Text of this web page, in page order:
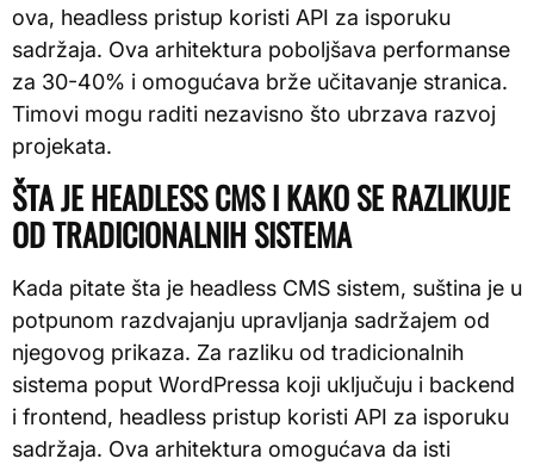
ova, headless pristup koristi API za isporuku
sadržaja. Ova arhitektura poboljšava performanse
za 30-40% i omogućava brže učitavanje stranica.
Timovi mogu raditi nezavisno što ubrzava razvoj
projekata.
ŠTA JE HEADLESS CMS I KAKO SE RAZLIKUJE
OD TRADICIONALNIH SISTEMA
Kada pitate šta je headless CMS sistem, suština je u
potpunom razdvajanju upravljanja sadržajem od
njegovog prikaza. Za razliku od tradicionalnih
sistema poput WordPressa koji uključuju i backend
i frontend, headless pristup koristi API za isporuku
sadržaja. Ova arhitektura omogućava da isti